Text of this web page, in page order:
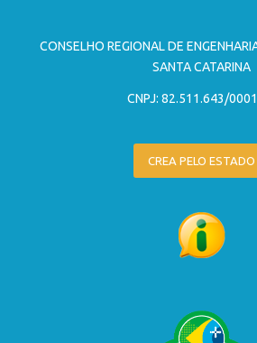
CONSELHO REGIONAL DE
SANTA CATARINA
CNPJ: 82.511.643/
CREA PELO ESTADO